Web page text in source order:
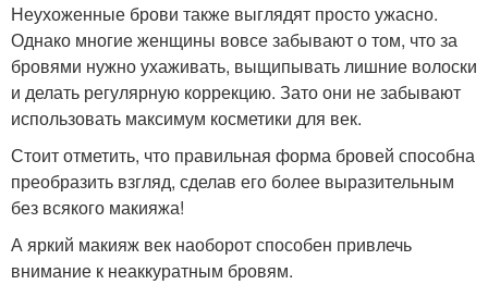
Неухоженные брови также выглядят просто ужасно.
Однако многие женщины вовсе забывают о том, что за
бровями нужно ухаживать, выщипывать лишние волоски
и делать регулярную коррекцию. Зато они не забывают
использовать максимум косметики для век.
Стоит отметить, что правильная форма бровей способна
преобразить взгляд, сделав его более выразительным
без всякого макияжа!
А яркий макияж век наоборот способен привлечь
внимание к неаккуратным бровям.